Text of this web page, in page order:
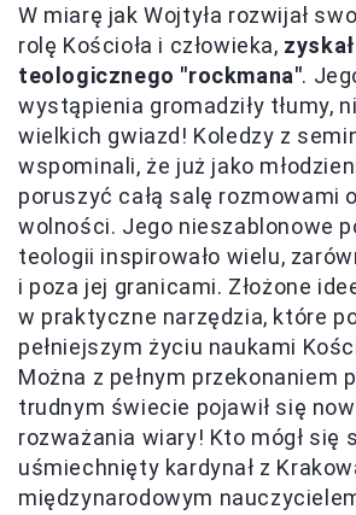
W miarę jak Wojtyła rozwijał
rolę Kościoła i człowieka,
teologicznego "rockmana".
wystąpienia gromadziły tłumy,
wielkich gwiazd! Koledzy z
wspominali, że już jako
poruszyć całą salę rozmowami
wolności. Jego nieszablonowe
teologii inspirowało wielu,
i poza jej granicami. Złożone
w praktyczne narzędzia, które
pełniejszym życiu naukami
Można z pełnym przekonaniem
trudnym świecie pojawił się
rozważania wiary! Kto mógł się
uśmiechnięty kardynał z
międzynarodowym